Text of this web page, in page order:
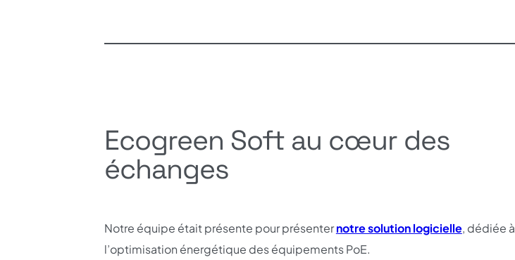
Ecogreen Soft au cœur des
échanges
Notre équipe était présente pour présenternotre solution logicielle, dédiée à
l’optimisation énergétique des équipements PoE.